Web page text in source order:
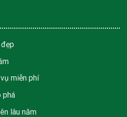
miễn phí
phá
lâu năm